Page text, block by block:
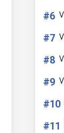
#6
#7
#8
#9
#10
#11